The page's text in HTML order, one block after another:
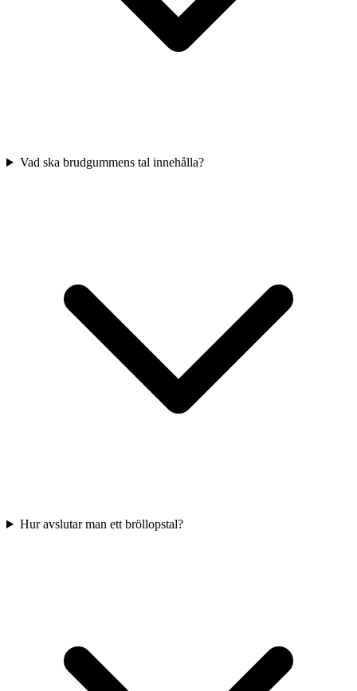
Vad ska brudgummens tal innehålla?
Hur avslutar man ett bröllopstal?